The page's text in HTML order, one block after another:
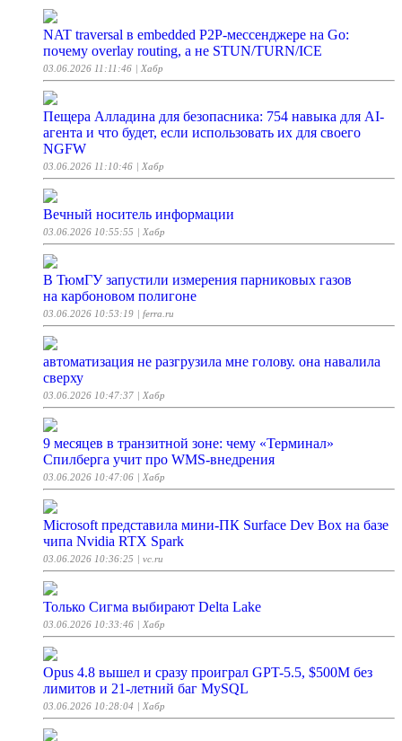
NAT traversal в embedded P2P-мессенджере на Go:
почему overlay routing, а не STUN/TURN/ICE
03.06.2026 11:11:46 | Хабр
Пещера Алладина для безопасника: 754 навыка для AI-
агента и что будет, если использовать их для своего
NGFW
03.06.2026 11:10:46 | Хабр
Вечный носитель информации
03.06.2026 10:55:55 | Хабр
В ТюмГУ запустили измерения парниковых газов
на карбоновом полигоне
03.06.2026 10:53:19 | ferra.ru
автоматизация не разгрузила мне голову. она навалила
сверху
03.06.2026 10:47:37 | Хабр
9 месяцев в транзитной зоне: чему «Терминал»
Спилберга учит про WMS-внедрения
03.06.2026 10:47:06 | Хабр
Microsoft представила мини-ПК Surface Dev Box на базе
чипа Nvidia RTX Spark
03.06.2026 10:36:25 | vc.ru
Только Сигма выбирают Delta Lake
03.06.2026 10:33:46 | Хабр
Opus 4.8 вышел и сразу проиграл GPT-5.5, $500M без
лимитов и 21-летний баг MySQL
03.06.2026 10:28:04 | Хабр